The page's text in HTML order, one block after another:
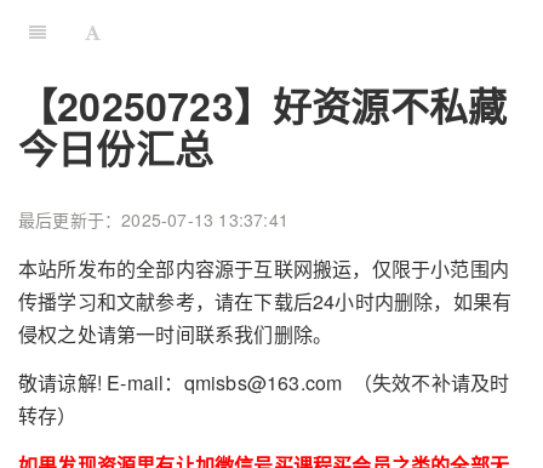
【20250723】好资源不私藏
今日份汇总
最后更新于：2025-07-13 13:37:41
本站所发布的全部内容源于互联网搬运，仅限于小范围内
传播学习和文献参考，请在下载后24小时内删除，如果有
侵权之处请第一时间联系我们删除。
敬请谅解! E-mail：qmisbs@163.com （失效不补请及时
转存）